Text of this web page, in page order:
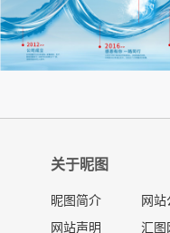
关于昵图
昵图简介
网站声明
网站
汇图